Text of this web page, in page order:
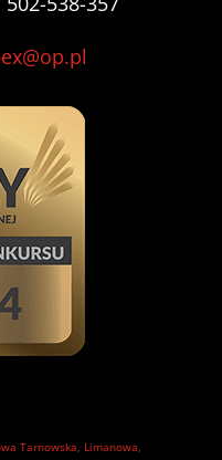
Tarnowska, Limanowa,